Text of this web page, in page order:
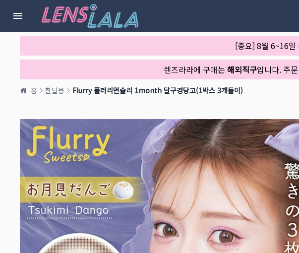
[중요] 8월 6~16일
렌즈라라에 구매는 해외직구입니다. 주
홈 한달용 Flurry 플러리먼슬리 1month 달구경당고(1박스 3개들이)